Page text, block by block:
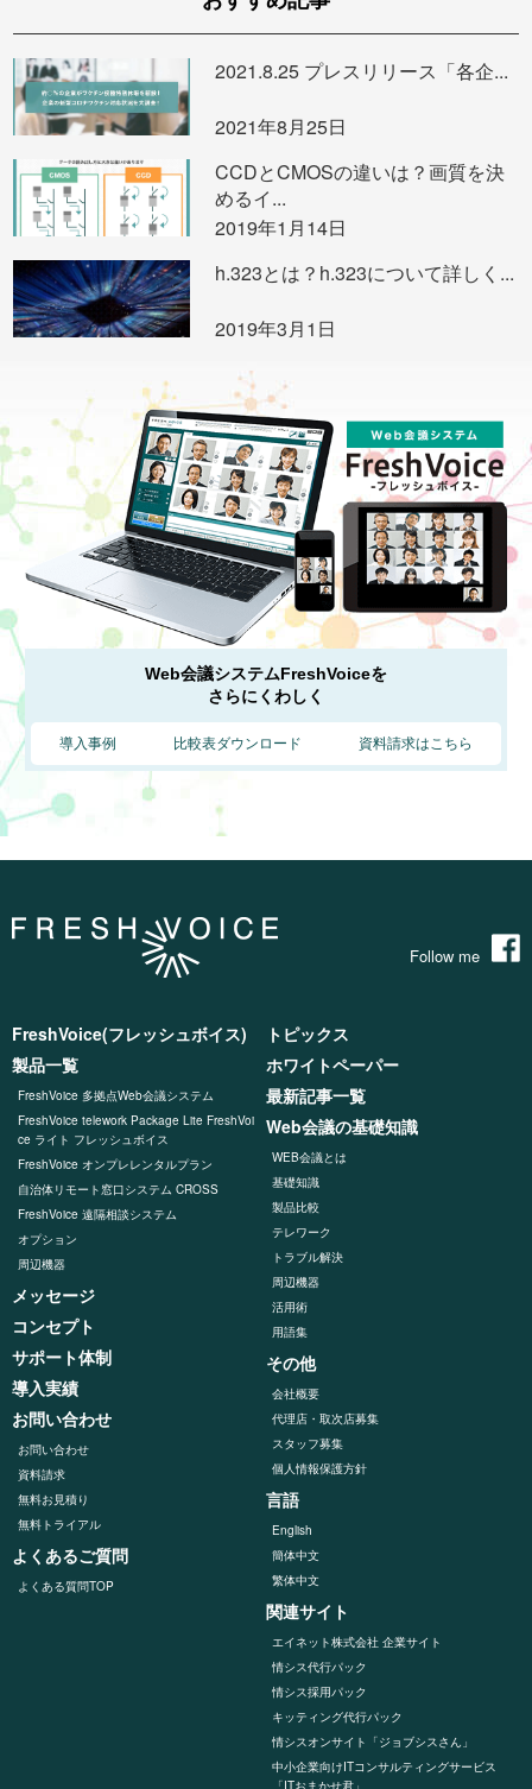
2021.8.25 プレスリリース「各企...
2021年8月25日
CCDとCMOSの違いは？画質を決
めるイ...
2019年1月14日
h.323とは？h.323について詳しく...
2019年3月1日
Web会議システムFreshVoiceを
さらにくわしく
導入事例 比較表ダウンロード 資料請求はこちら
Follow me
FreshVoice(フレッシュボイス)
製品一覧
FreshVoice 多拠点Web会議システム
FreshVoice telework Package Lite FreshVoi
ce ライト フレッシュボイス
FreshVoice オンプレレンタルプラン
自治体リモート窓口システム CROSS
FreshVoice 遠隔相談システム
オプション
周辺機器
メッセージ
コンセプト
サポート体制
導入実績
お問い合わせ
お問い合わせ
資料請求
無料お見積り
無料トライアル
よくあるご質問
よくある質問TOP
トピックス
ホワイトペーパー
最新記事一覧
Web会議の基礎知識
WEB会議とは
基礎知識
製品比較
テレワーク
トラブル解決
周辺機器
活用術
用語集
その他
会社概要
代理店・取次店募集
スタッフ募集
個人情報保護方針
言語
English
簡体中文
繁体中文
関連サイト
エイネット株式会社 企業サイト
情シス代行パック
情シス採用パック
キッティング代⾏パック
情シスオンサイト「ジョブシスさん」
中小企業向けITコンサルティングサービス
「ITおまかせ君」